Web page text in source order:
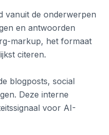
vanuit de onderwerpen
en antwoorden
markup, het formaat
citeren.
blogposts, social
Deze interne
voor AI-